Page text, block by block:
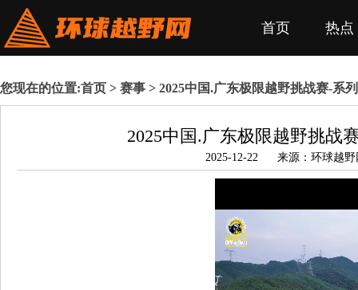
首页 热点
您现在的位置:首页 > 赛事 > 2025中国.广东极限越野挑战赛-系
2025中国.广东极限越野挑战
2025-12-22 来源：环球越